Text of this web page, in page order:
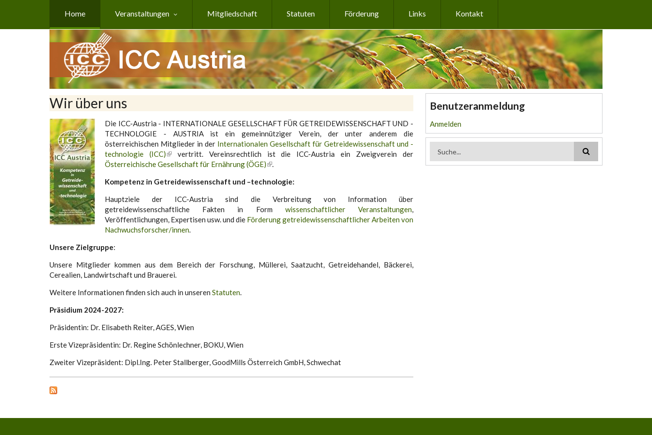
Home Veranstaltungen Mitgliedschaft Statuten Förderung Links Kontakt
Wir über uns
Die ICC-Austria - INTERNATIONALE GESELLSCHAFT FÜR GETREIDEWISSENSCHAFT UND -
TECHNOLOGIE - AUSTRIA ist ein gemeinnütziger Verein, der unter anderem die
österreichischen Mitglieder in der Internationalen Gesellschaft für Getreidewissenschaft und -
technologie (ICC)
vertritt. Vereinsrechtlich ist die ICC-Austria ein Zweigverein der
Österreichische Gesellschaft für Ernährung (ÖGE)
.
Kompetenz in Getreidewissenschaft und –technologie:
Hauptziele der ICC-Austria sind die Verbreitung von Information über
getreidewissenschaftliche Fakten in Form wissenschaftlicher Veranstaltungen,
Veröffentlichungen, Expertisen usw. und die Förderung getreidewissenschaftlicher Arbeiten von
Nachwuchsforscher/innen.
Unsere Zielgruppe:
Unsere Mitglieder kommen aus dem Bereich der Forschung, Müllerei, Saatzucht, Getreidehandel, Bäckerei,
Cerealien, Landwirtschaft und Brauerei.
Weitere Informationen finden sich auch in unseren Statuten.
Präsidium 2024-2027:
Präsidentin: Dr. Elisabeth Reiter, AGES, Wien
Erste Vizepräsidentin: Dr. Regine Schönlechner, BOKU, Wien
Zweiter Vizepräsident: Dipl.Ing. Peter Stallberger, GoodMills Österreich GmbH, Schwechat
Benutzeranmeldung
Anmelden
Suchformular